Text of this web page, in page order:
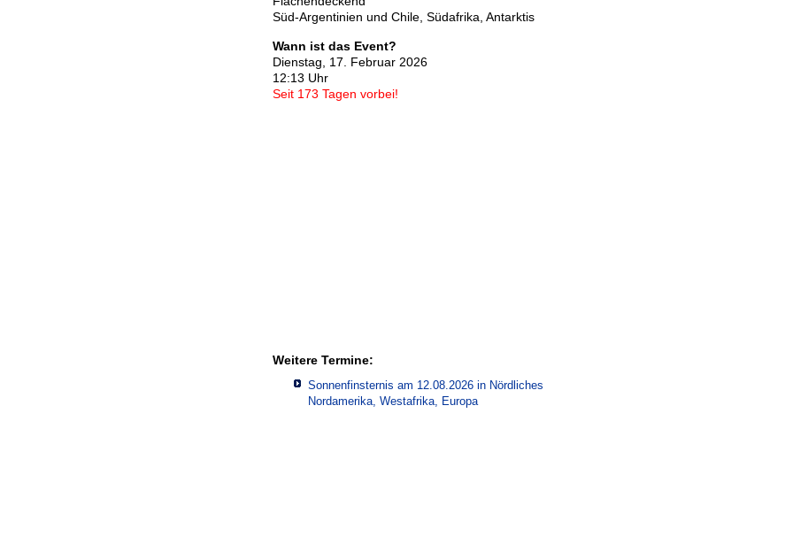
Süd-Argentinien und Chile, Südafrika, Antarktis
Wann ist das Event?
Dienstag, 17. Februar 2026
12:13 Uhr
Seit 173 Tagen vorbei!
Weitere Termine:
Sonnenfinsternis am 12.08.2026 in Nördliches
Nordamerika, Westafrika, Europa